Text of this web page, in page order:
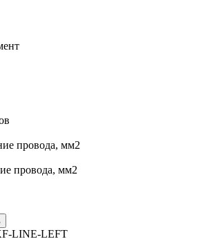
провода, мм2
провода, мм2